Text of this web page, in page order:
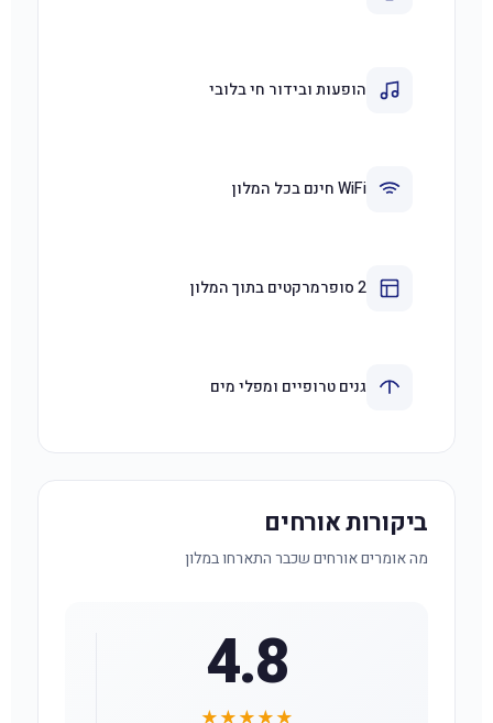
הופעות ובידור חי בלובי
WiFi חינם בכל המלון
2 סופרמרקטים בתוך המלון
גנים טרופיים ומפלי מים
ביקורות אורחים
מה אומרים אורחים שכבר התארחו במלון
4.8